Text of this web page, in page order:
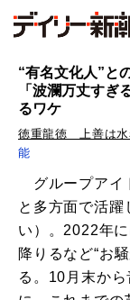
“有名文化人”と
「波瀾万丈すぎ
るワケ
徳重龍徳 上善は水
能
グループアイ
と多方面で活
い）。2022年
降りるなど“お
る。10月末か